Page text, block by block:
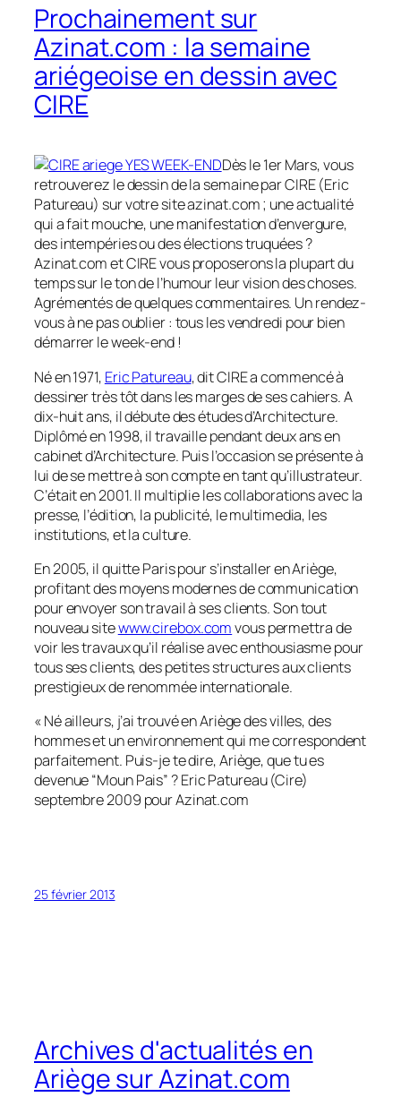
Prochainement sur
Azinat.com : la semaine
ariégeoise en dessin avec
CIRE
Dès le 1er Mars, vous
retrouverez le dessin de la semaine par CIRE (Eric
Patureau) sur votre site azinat.com ; une actualité
qui a fait mouche, une manifestation d’envergure,
des intempéries ou des élections truquées ?
Azinat.com et CIRE vous proposerons la plupart du
temps sur le ton de l’humour leur vision des choses.
Agrémentés de quelques commentaires. Un rendez-
vous à ne pas oublier : tous les vendredi pour bien
démarrer le week-end !
Né en 1971, Eric Patureau, dit CIRE a commencé à
dessiner très tôt dans les marges de ses cahiers. A
dix-huit ans, il débute des études d’Architecture.
Diplômé en 1998, il travaille pendant deux ans en
cabinet d’Architecture. Puis l’occasion se présente à
lui de se mettre à son compte en tant qu’illustrateur.
C’était en 2001. Il multiplie les collaborations avec la
presse, l’édition, la publicité, le multimedia, les
institutions, et la culture.
En 2005, il quitte Paris pour s’installer en Ariège,
profitant des moyens modernes de communication
pour envoyer son travail à ses clients. Son tout
nouveau sitewww.cirebox.comvous permettra de
voir les travaux qu’il réalise avec enthousiasme pour
tous ses clients, des petites structures aux clients
prestigieux de renommée internationale.
« Né ailleurs, j’ai trouvé en Ariège des villes, des
hommes et un environnement qui me correspondent
parfaitement. Puis-je te dire, Ariège, que tu es
devenue “Moun Pais” ? Eric Patureau (Cire)
septembre 2009 pour Azinat.com
25 février 2013
Archives d'actualités en
Ariège sur Azinat.com